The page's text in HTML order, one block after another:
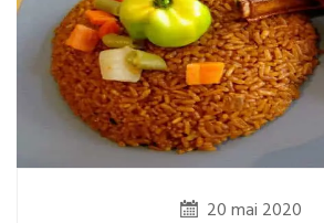
20 mai 2020